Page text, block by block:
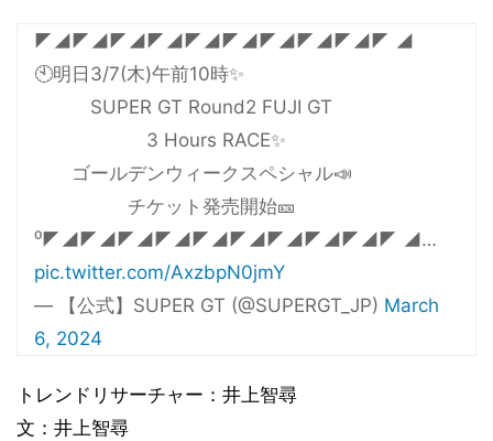
◤◢◤◢◤◢◤◢◤◢◤◢◤◢◤◢◤◢◤ ◢
🕙明日3/7(木)午前10時✨
SUPER GT Round2 FUJI GT
3 Hours RACE✨
ゴールデンウィークスペシャル📣
チケット発売開始🎫
⁰◤◢◤◢◤◢◤◢◤◢◤◢◤◢◤◢◤◢◤ ◢…
pic.twitter.com/AxzbpN0jmY
— 【公式】SUPER GT (@SUPERGT_JP) March
6, 2024
トレンドリサーチャー：井上智尋
文：井上智尋